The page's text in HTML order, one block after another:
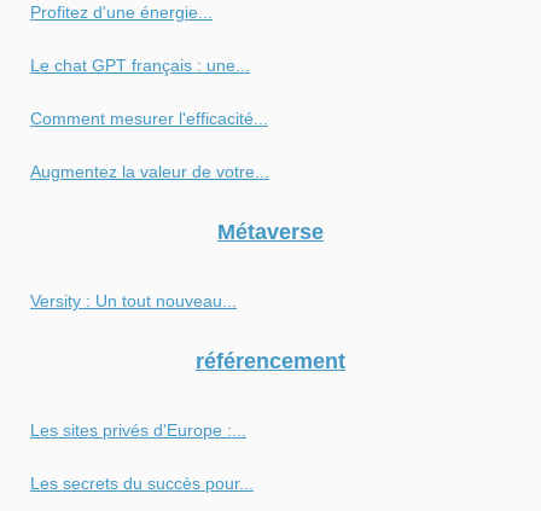
Profitez d'une énergie...
Le chat GPT français : une...
Comment mesurer l'efficacité...
Augmentez la valeur de votre...
Métaverse
Versity : Un tout nouveau...
référencement
Les sites privés d'Europe :...
Les secrets du succès pour...